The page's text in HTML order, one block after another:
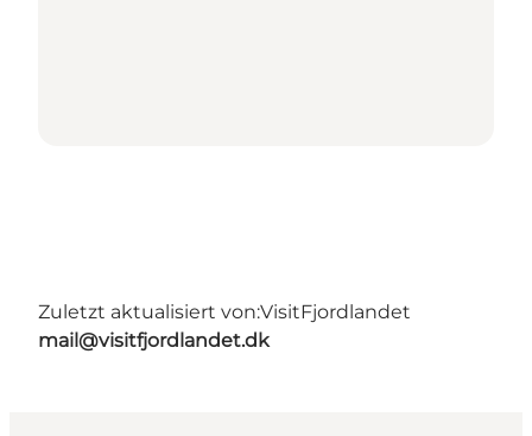
Zuletzt aktualisiert von:VisitFjordlandet
mail@visitfjordlandet.dk